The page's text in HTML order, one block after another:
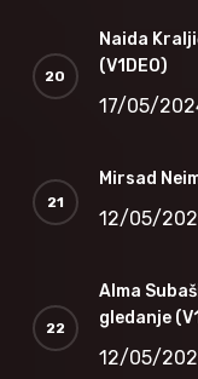
Naida
(V1DEO)
17/05/
Mirsad
12/05/
Alma
gledanje
12/05/